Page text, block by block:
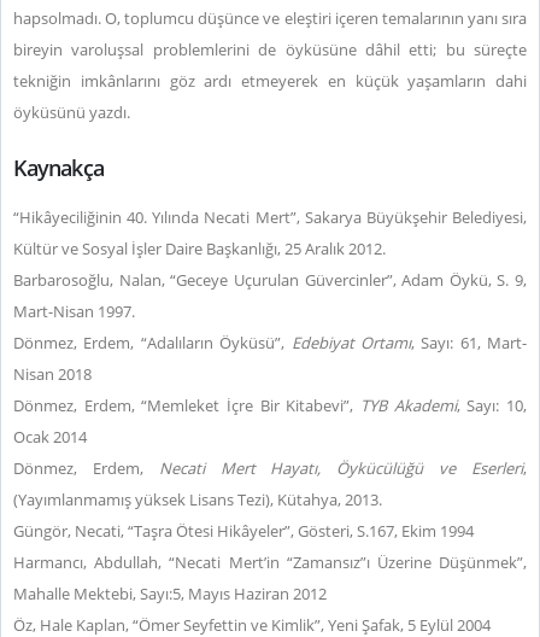
hapsolmadı. O, toplumcu düşünce ve eleştiri içeren temalarının yanı sıra
bireyin varoluşsal problemlerini de öyküsüne dâhil etti; bu süreçte
tekniğin imkânlarını göz ardı etmeyerek en küçük yaşamların dahi
öyküsünü yazdı.
Kaynakça
“Hikâyeciliğinin 40. Yılında Necati Mert”, Sakarya Büyükşehir Belediyesi,
Kültür ve Sosyal İşler Daire Başkanlığı, 25 Aralık 2012.
Barbarosoğlu, Nalan, “Geceye Uçurulan Güvercinler”, Adam Öykü, S. 9,
Mart-Nisan 1997.
Dönmez, Erdem, “Adalıların Öyküsü”, Edebiyat Ortamı, Sayı: 61, Mart-
Nisan 2018
Dönmez, Erdem, “Memleket İçre Bir Kitabevi”, TYB Akademi, Sayı: 10,
Ocak 2014
Dönmez, Erdem, Necati Mert Hayatı, Öykücülüğü ve Eserleri,
(Yayımlanmamış yüksek Lisans Tezi), Kütahya, 2013.
Güngör, Necati, “Taşra Ötesi Hikâyeler”, Gösteri, S.167, Ekim 1994
Harmancı, Abdullah, “Necati Mert’in “Zamansız”ı Üzerine Düşünmek”,
Mahalle Mektebi, Sayı:5, Mayıs Haziran 2012
Öz, Hale Kaplan, “Ömer Seyfettin ve Kimlik”, Yeni Şafak, 5 Eylül 2004